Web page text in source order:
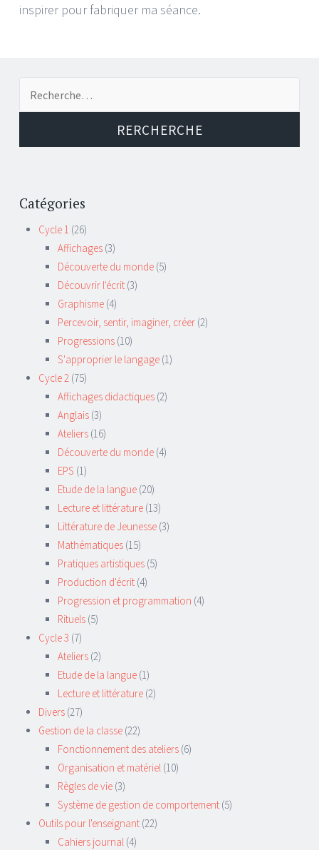
inspirer pour fabriquer ma séance.
Catégories
Cycle 1 (26)
Affichages (3)
Découverte du monde (5)
Découvrir l'écrit (3)
Graphisme (4)
Percevoir, sentir, imaginer, créer (2)
Progressions (10)
S'approprier le langage (1)
Cycle 2 (75)
Affichages didactiques (2)
Anglais (3)
Ateliers (16)
Découverte du monde (4)
EPS (1)
Etude de la langue (20)
Lecture et littérature (13)
Littérature de Jeunesse (3)
Mathématiques (15)
Pratiques artistiques (5)
Production d'écrit (4)
Progression et programmation (4)
Rituels (5)
Cycle 3 (7)
Ateliers (2)
Etude de la langue (1)
Lecture et littérature (2)
Divers (27)
Gestion de la classe (22)
Fonctionnement des ateliers (6)
Organisation et matériel (10)
Règles de vie (3)
Système de gestion de comportement (5)
Outils pour l'enseignant (22)
Cahiers journal (4)